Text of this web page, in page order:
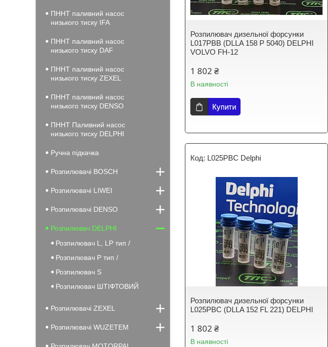
Розпилювач дизельної форсунки
L017PBB (DLLA 158 P 5040) DELPHI
VOLVO FH-12
1 802 ₴
В наявності
Купити
L025PBС Delphi
Розпилювач дизельної форсунки
L025PBC (DLLA 152 FL 221) DELPHI
1 802 ₴
В наявності
ПННТ паливний насос
низького тиску IFA
ПННТ паливний насос
низького тиску DAF
ПННТ паливний насос
низького тиску ZEXEL
ПННТ паливний насос
низького тиску DENSO
ПННТ Паливний насос
низького тиску DELPHI
Ручна підкачка
Розпилювачі BOSCH
Розпилювачі LIWEI
Розпилювачі DENSO
Розпилювач DELPHI
Розпилювач L, LP тип /
Розпилювач P тип /
Розпилювач S
Розпилювач ШТІФТОВИЙ
Розпилювачі ZEXEL
Розпилювачі WUZETEM